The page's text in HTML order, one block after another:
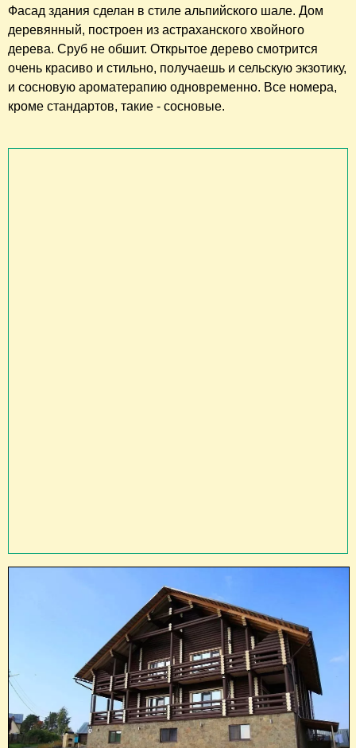
Фасад здания сделан в стиле альпийского шале. Дом
деревянный, построен из астраханского хвойного
дерева. Сруб не обшит. Открытое дерево смотрится
очень красиво и стильно, получаешь и сельскую экзотику,
и сосновую ароматерапию одновременно. Все номера,
кроме стандартов, такие - сосновые.